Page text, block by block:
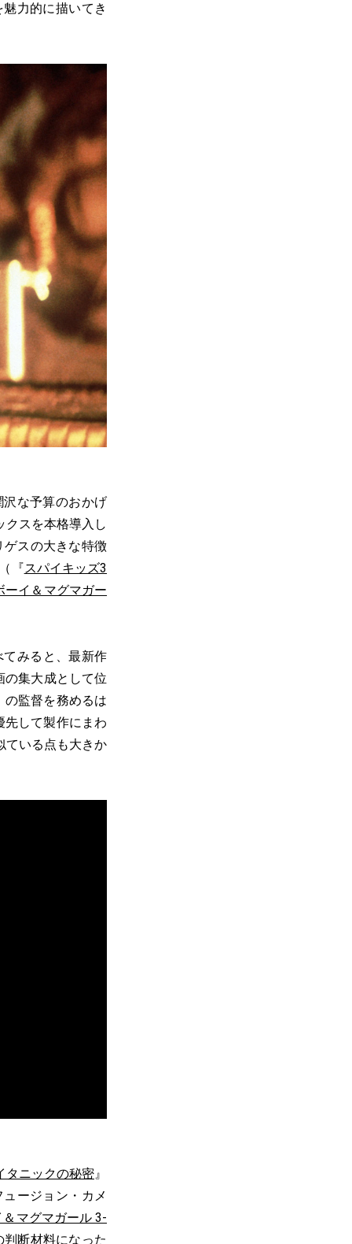
力的に描いてき
な予算のおかげ
クスを本格導入し
ゲスの大きな特徴
『スパイキッズ3
ーイ＆マグマガー
みると、最新作
の集大成として位
監督を務めるは
先して製作にまわ
ている点も大きか
タニックの秘密 』
ージョン・カメ
マグマガール 3-
断材料になった